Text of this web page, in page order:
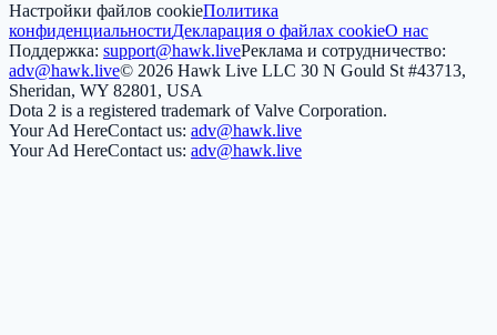
Настройки файлов cookieПолитика
конфиденциальностиДекларация о файлах cookieО нас
Поддержка: support@hawk.liveРеклама и сотрудничество:
adv@hawk.live© 2026 Hawk Live LLC 30 N Gould St #43713,
Sheridan, WY 82801, USA
Dota 2 is a registered trademark of Valve Corporation.
Your Ad HereContact us: adv@hawk.live
Your Ad HereContact us: adv@hawk.live